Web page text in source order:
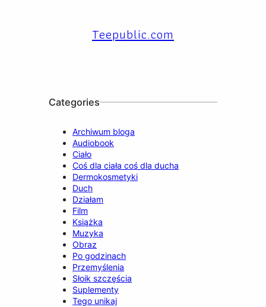
Teepublic.com
Categories
Archiwum bloga
Audiobook
Ciało
Coś dla ciała coś dla ducha
Dermokosmetyki
Duch
Działam
Film
Książka
Muzyka
Obraz
Po godzinach
Przemyślenia
Słoik szczęścia
Suplementy
Tego unikaj